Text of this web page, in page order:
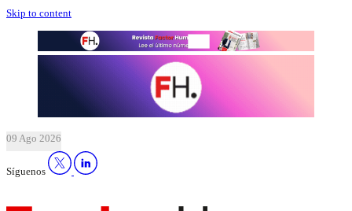
Skip to content
09 Ago 2026
Síguenos